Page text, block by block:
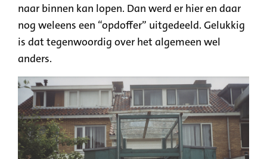
naar binnen kan lopen. Dan werd er hier en daar
nog weleens een “opdoffer” uitgedeeld. Gelukkig
is dat tegenwoordig over het algemeen wel
anders.